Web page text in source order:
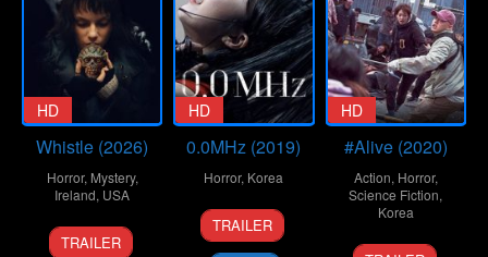
HD
Whistle (2026)
Horror, Mystery,
Ireland, USA
20
Corin
TRAILER
HD
0.0MHz (2019)
Horror, Korea
29
May
Yoo
Sun-
TRAILER
HD
#Alive (2020)
Action, Horror,
Science Fiction,
Korea
24
Cho